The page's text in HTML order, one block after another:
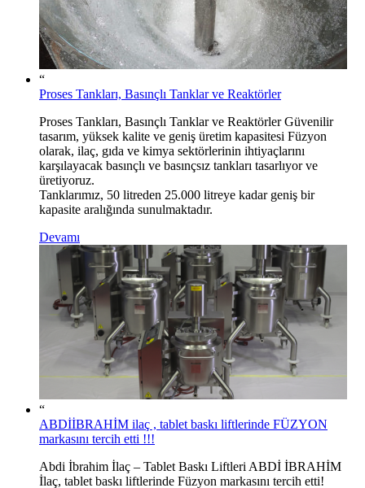
“
Proses Tankları, Basınçlı Tanklar ve Reaktörler
Proses Tankları, Basınçlı Tanklar ve Reaktörler Güvenilir
tasarım, yüksek kalite ve geniş üretim kapasitesi Füzyon
olarak, ilaç, gıda ve kimya sektörlerinin ihtiyaçlarını
karşılayacak basınçlı ve basınçsız tankları tasarlıyor ve
üretiyoruz.
Tanklarımız, 50 litreden 25.000 litreye kadar geniş bir
kapasite aralığında sunulmaktadır.
Devamı
“
ABDİİBRAHİM ilaç , tablet baskı liftlerinde FÜZYON
markasını tercih etti !!!
Abdi İbrahim İlaç – Tablet Baskı Liftleri ABDİ İBRAHİM
İlaç, tablet baskı liftlerinde Füzyon markasını tercih etti!